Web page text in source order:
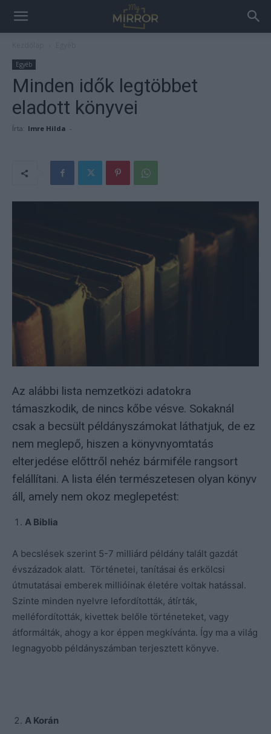
Egyéb
Minden idők legtöbbet
eladott könyvei
Írta: Imre Hilda -
Az alábbi lista nemzetközi adatokra
támaszkodik, de nincs kőbe vésve. Sokaknál
csak a becsült példányszámokat láthatjuk, de ez
nem meglepő, hiszen a könyvnyomtatás
elterjedése előttről nehéz bármiféle rangsort
felállítani. A lista élén természetesen olyan könyv
áll, amely nem okoz meglepetést:
A Biblia
A becslések szerint 5-7 milliárd példány talált gazdát
évszázadok alatt. Történetei, tanításai és erkölcsi
útmutatásai emberek millióinak életére voltak hatással.
Szinte minden nyelvre lefordították, átírták,
melléfordították, kivettek belőle történeteket, vagy
átformálták, ahogy a kor éppen megkívánta. Így ma a világ
legnagyobb példányszámban terjesztett könyve.
A Korán